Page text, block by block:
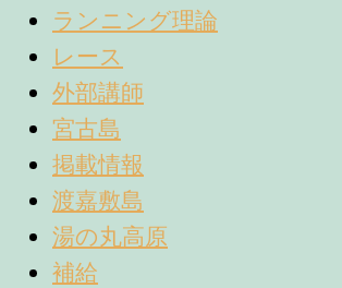
ランニング理論
レース
外部講師
宮古島
掲載情報
渡嘉敷島
湯の丸高原
補給